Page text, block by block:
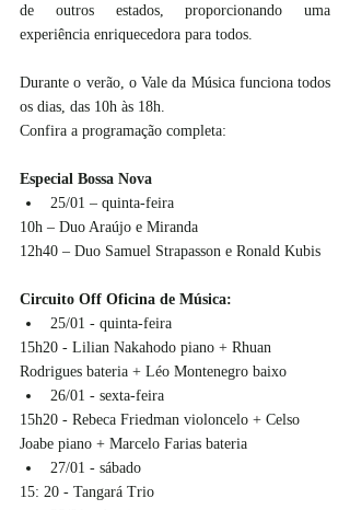
de outros estados, proporcionando uma
experiência enriquecedora para todos.
Durante o verão, o Vale da Música funciona todos
os dias, das 10h às 18h.
Confira a programação completa:
Especial Bossa Nova
25/01 – quinta-feira
10h – Duo Araújo e Miranda
12h40 – Duo Samuel Strapasson e Ronald Kubis
Circuito Off Oficina de Música:
25/01 - quinta-feira
15h20 - Lilian Nakahodo piano + Rhuan
Rodrigues bateria + Léo Montenegro baixo
26/01 - sexta-feira
15h20 - Rebeca Friedman violoncelo + Celso
Joabe piano + Marcelo Farias bateria
27/01 - sábado
15: 20 - Tangará Trio